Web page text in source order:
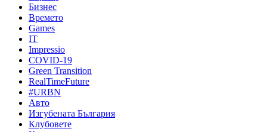
Бизнес
Времето
Games
IT
Impressio
COVID-19
Green Transition
RealTimeFuture
#URBN
Авто
Изгубената България
Клубовете